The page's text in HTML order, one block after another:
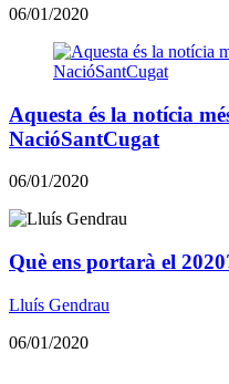
06/01/2020
Aquesta és la notícia
NacióSantCugat
06/01/2020
​​Què ens portarà el
Lluís Gendrau
06/01/2020